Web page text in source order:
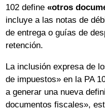
102 define «otros
incluye a las notas de
de entrega o guías de
retención.
La inclusión expresa de
de impuestos» en la PA
a generar una nueva
documentos fiscales»,